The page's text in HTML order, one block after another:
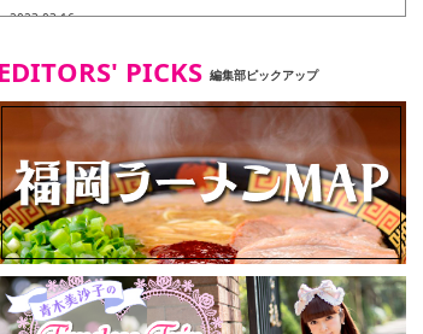
2023.03.16
2023.03.07
ヴィーガン・ベジタリアンメニュー試食ツアー in 福岡市
2023.03.07
磯ぎよからず 博多本店 〜 ヴィーガン・ベジタリアンメニュー試
食ツアー in 福岡市！〜
2023.03.02
リトルスタンド大名店 〜 ヴィーガン・ベジタリアンメニュー
試食ツアー in 福岡市！〜
2023.02.28
EDITORS' PICKS 編集部ピックアップ